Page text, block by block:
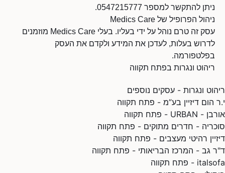
ניתן להתקשר למספר 0547215777.
ניהול הפרופיל של Medics Care
עסק זה טרם נוהל על ידי בעליו. בעלי Medics Care מוזמנים
לדרוש בעלות, לעדכן את המידע ולקדם את העסק
בפלטפורמה.
ריהוט ונגרות בפתח תקווה
ריהוט ונגרות - עסקים נוספים
י.ר הום דיזיין בע”מ - פתח תקווה
אורבן - URBAN - פתח תקווה
סוכריה - חדרים מתוקים - פתח תקווה
דיזיין רהיטי מעצבים - פתח תקווה
ד"ר גב - המרכז הבריאותי - פתח תקווה
italsofa - פתח תקווה